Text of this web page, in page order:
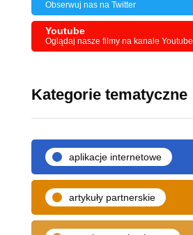
Obserwuj nas na Twitter
Youtube
Oglądaj nasze filmy na kanale Youtube
Kategorie tematyczne
aplikacje internetowe
artykuły partnerskie